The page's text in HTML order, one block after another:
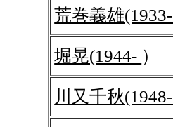
荒巻義雄(1933-
堀晃(1944- ）
川又千秋(1948-